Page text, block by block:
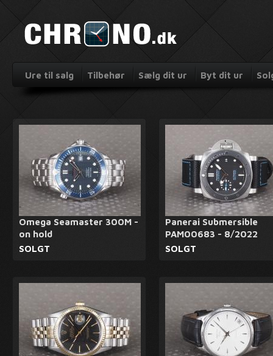
Ure til salg Tilbehør Sælg dit ur Byt dit ur
Omega Seamaster 300M -
on hold
SOLGT
Panerai Submersible
PAM00683 - 8/2022
SOLGT